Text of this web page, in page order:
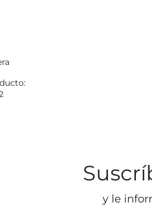
y le